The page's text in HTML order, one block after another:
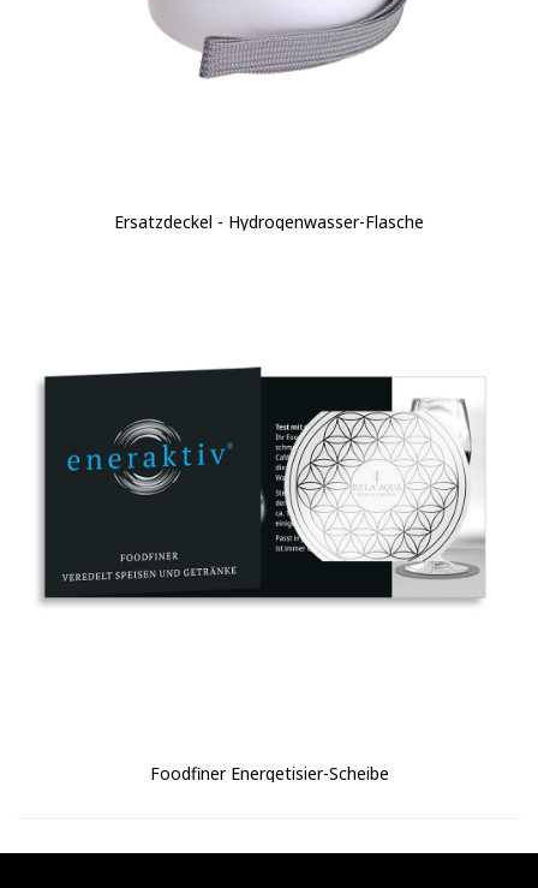
Ersatzdeckel - Hydrogenwasser-Flasche
Foodfiner Energetisier-Scheibe